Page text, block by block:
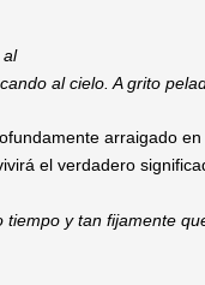
al
al cielo. A grito
arraigado
el verdadero
y tan fijamente